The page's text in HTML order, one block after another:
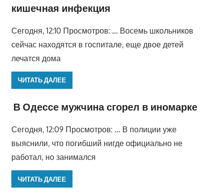
кишечная инфекция
Сегодня, 12:10 Просмотров: … Восемь школьников
сейчас находятся в госпитале, еще двое детей
лечатся дома
ЧИТАТЬ ДАЛЕЕ
В Одессе мужчина сгорел в иномарке
Сегодня, 12:09 Просмотров: … В полиции уже
выяснили, что погибший нигде официально не
работал, но занимался
ЧИТАТЬ ДАЛЕЕ